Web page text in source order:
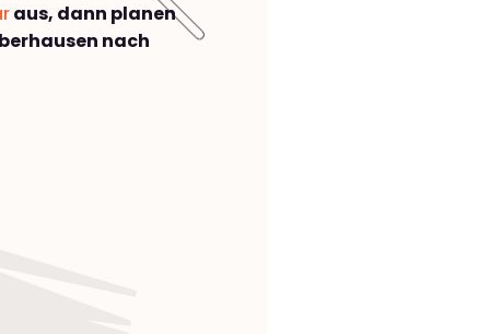
aus, dann planen
nach